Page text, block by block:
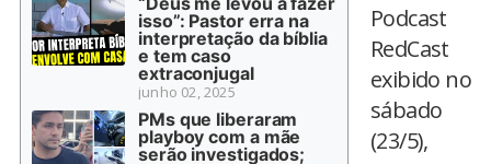
isso”: Pastor erra na
interpretação da bíblia
e tem caso
extraconjugal
junho 02, 2025
PMs que liberaram
playboy com a mãe
serão investigados;
Podcast
RedCast
exibido no
sábado
(23/5),